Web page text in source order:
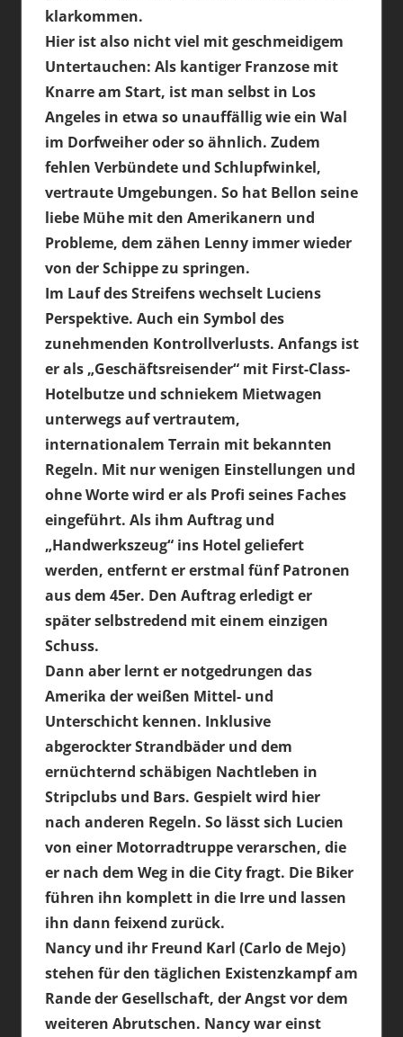
klarkommen.
Hier ist also nicht viel mit geschmeidigem
Untertauchen: Als kantiger Franzose mit
Knarre am Start, ist man selbst in Los
Angeles in etwa so unauffällig wie ein Wal
im Dorfweiher oder so ähnlich. Zudem
fehlen Verbündete und Schlupfwinkel,
vertraute Umgebungen. So hat Bellon seine
liebe Mühe mit den Amerikanern und
Probleme, dem zähen Lenny immer wieder
von der Schippe zu springen.
Im Lauf des Streifens wechselt Luciens
Perspektive. Auch ein Symbol des
zunehmenden Kontrollverlusts. Anfangs ist
er als „Geschäftsreisender“ mit First-Class-
Hotelbutze und schniekem Mietwagen
unterwegs auf vertrautem,
internationalem Terrain mit bekannten
Regeln. Mit nur wenigen Einstellungen und
ohne Worte wird er als Profi seines Faches
eingeführt. Als ihm Auftrag und
„Handwerkszeug“ ins Hotel geliefert
werden, entfernt er erstmal fünf Patronen
aus dem 45er. Den Auftrag erledigt er
später selbstredend mit einem einzigen
Schuss.
Dann aber lernt er notgedrungen das
Amerika der weißen Mittel- und
Unterschicht kennen. Inklusive
abgerockter Strandbäder und dem
ernüchternd schäbigen Nachtleben in
Stripclubs und Bars. Gespielt wird hier
nach anderen Regeln. So lässt sich Lucien
von einer Motorradtruppe verarschen, die
er nach dem Weg in die City fragt. Die Biker
führen ihn komplett in die Irre und lassen
ihn dann feixend zurück.
Nancy und ihr Freund Karl (Carlo de Mejo)
stehen für den täglichen Existenzkampf am
Rande der Gesellschaft, der Angst vor dem
weiteren Abrutschen. Nancy war einst